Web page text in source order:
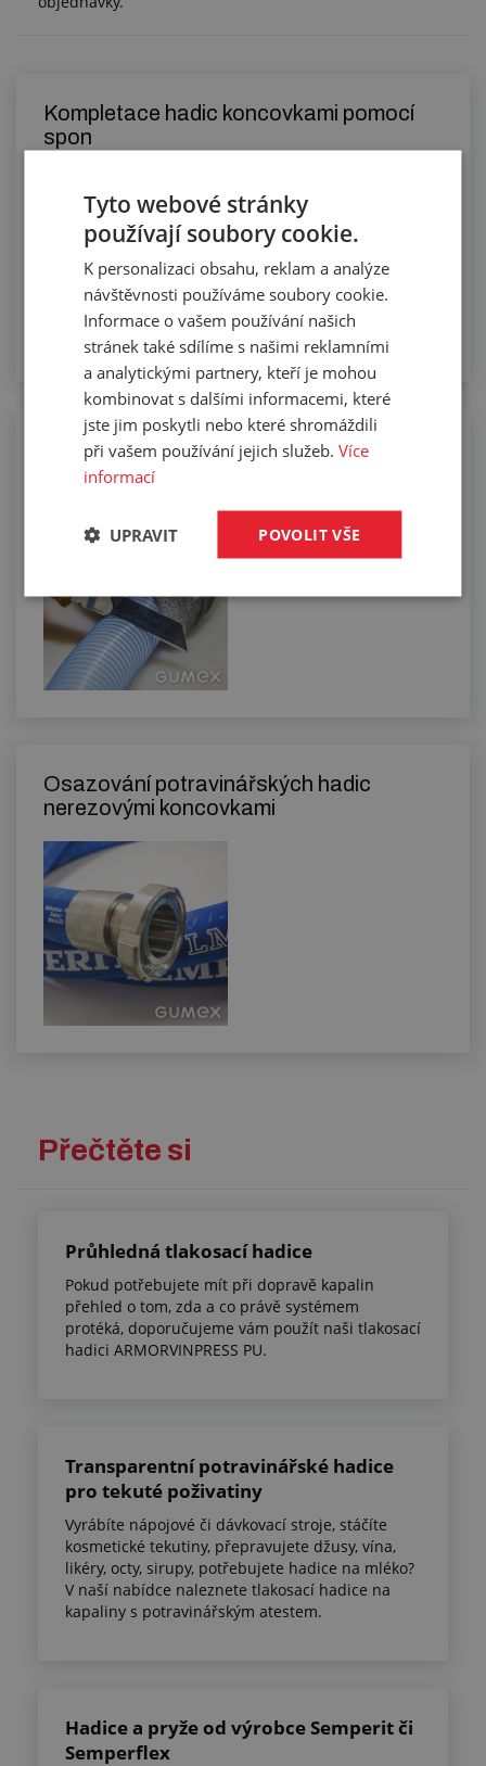
Kompletace hadic koncovkami pomocí
spon
Manuální řezání hadic na požadovanou
délku
Osazování potravinářských hadic
nerezovými koncovkami
Přečtěte si
Průhledná tlakosací hadice
Pokud potřebujete mít při dopravě kapalin
přehled o tom, zda a co právě systémem
protéká, doporučujeme vám použít naši tlakosací
hadici ARMORVINPRESS PU.
Transparentní potravinářské hadice
pro tekuté poživatiny
Vyrábíte nápojové či dávkovací stroje, stáčíte
kosmetické tekutiny, přepravujete džusy, vína,
likéry, octy, sirupy, potřebujete hadice na mléko?
V naší nabídce naleznete tlakosací hadice na
kapaliny s potravinářským atestem.
Hadice a pryže od výrobce Semperit či
Semperflex
Tyto webové stránky
používají soubory cookie.
K personalizaci obsahu, reklam a analýze
návštěvnosti používáme soubory cookie.
Informace o vašem používání našich
stránek také sdílíme s našimi reklamními
a analytickými partnery, kteří je mohou
kombinovat s dalšími informacemi, které
jste jim poskytli nebo které shromáždili
při vašem používání jejich služeb.Více
informací
POVOLIT VŠE
UPRAVIT